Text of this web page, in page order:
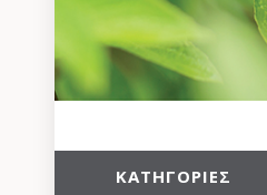
ΚΑΤΗΓΟΡΊΕΣ